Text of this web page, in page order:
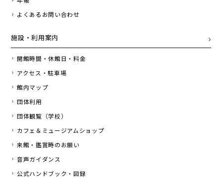
よくあるお問い合わせ
施設・利用案内
開館時間・休館日・料金
アクセス・駐車場
館内マップ
団体利用
団体観覧（学校）
カフェ＆ミュージアムショップ
来館・鑑賞時のお願い
音声ガイダンス
公式ハンドブック・図録